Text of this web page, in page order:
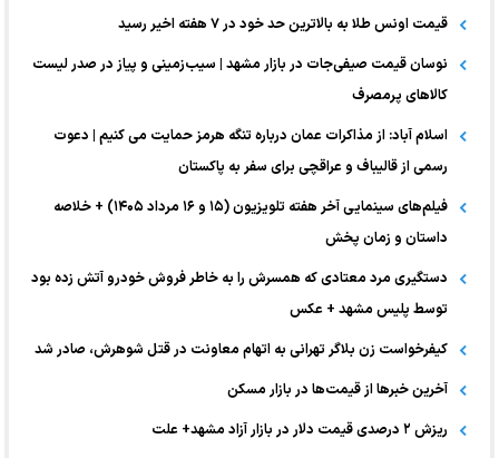
قیمت اونس طلا به بالاترین حد خود در ۷ هفته اخیر رسید
نوسان قیمت صیفی‌جات در بازار مشهد | سیب‌زمینی و پیاز در صدر لیست
کالا‌های پرمصرف
اسلام آباد: از مذاکرات عمان درباره تنگه هرمز حمایت می کنیم | دعوت
رسمی از قالیباف و عراقچی برای سفر به پاکستان
فیلم‌های سینمایی آخر هفته تلویزیون (۱۵ و ۱۶ مرداد ۱۴۰۵) + خلاصه
داستان و زمان پخش
دستگیری مرد معتادی که همسرش را به خاطر فروش خودرو آتش زده بود
توسط پلیس مشهد + عکس
کیفرخواست زن بلاگر تهرانی به اتهام معاونت در قتل شوهرش، صادر شد
آخرین خبر‌ها از قیمت‌ها در بازار مسکن
ریزش ۲ درصدی قیمت دلار در بازار آزاد مشهد+ علت